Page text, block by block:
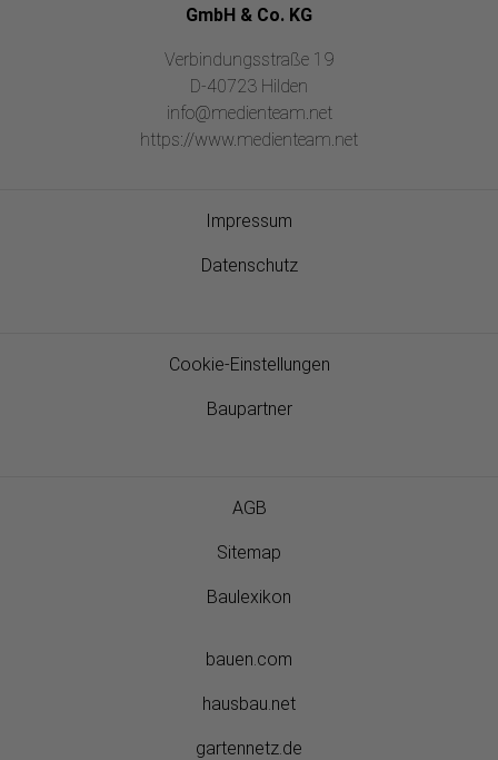
GmbH & Co. KG
Verbindungsstraße 19
D-40723 Hilden
info@medienteam.net
https://www.medienteam.net
Impressum
Datenschutz
Cookie-Einstellungen
Baupartner
AGB
Sitemap
Baulexikon
bauen.com
hausbau.net
gartennetz.de